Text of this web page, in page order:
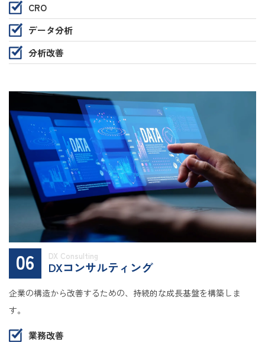
CRO
データ分析
分析改善
06 DX Consulting
DXコンサルティング
企業の構造から改善するための、持続的な成長基盤を構築しま
す。
業務改善